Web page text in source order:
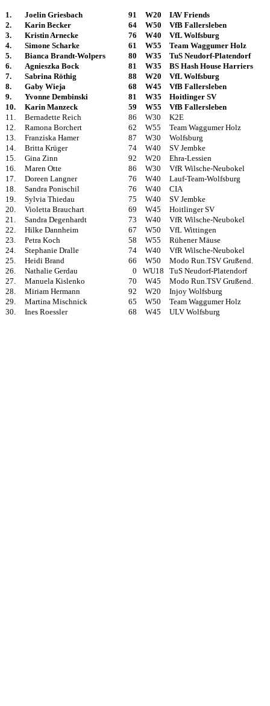
1. Joelin Griesbach 91 W20
IAV Friends
2.
Karin Becker 64 W50
VfB Fallersleben
3.
Kristin Arnecke 76 W40
VfL Wolfsburg
4.
Simone Scharke 61 W55
Team Waggumer Holz
5.
Bianca Brandt-Wolpers 80 W35
TuS Neudorf-Platendorf
6.
Agnieszka Bock 81 W35
BS Hash House Harriers
7.
Sabrina Röthig 88 W20
VfL Wolfsburg
8.
Gaby Wieja 68 W45
VfB Fallersleben
9.
Yvonne Dembinski 81 W35
Hoitlinger SV
10.
Karin Manzeck 59 W55
VfB Fallersleben
11.
Bernadette Reich 86 W30
K2E
12.
Ramona Borchert 62 W55
Team Waggumer Holz
13.
Franziska Hamer 87 W30
Wolfsburg
14.
Britta Krüger 74 W40
SV Jembke
15.
Gina Zinn 92 W20
Ehra-Lessien
16.
Maren Otte 86 W30
VfR Wilsche-Neubokel
17.
Doreen Langner 76 W40
Lauf-Team-Wolfsburg
18.
Sandra Ponischil 76 W40
CIA
19.
Sylvia Thiedau 75 W40
SV Jembke
20.
Violetta Brauchart 69 W45
Hoitlinger SV
21.
Sandra Degenhardt 73 W40
VfR Wilsche-Neubokel
22.
Hilke Dannheim 67 W50
VfL Wittingen
23.
Petra Koch 58 W55
Rühener Mäuse
24.
Stephanie Dralle 74 W40
VfR Wilsche-Neubokel
25.
Heidi Brand 66 W50
Modo Run.TSV Grußend.
26.
Nathalie Gerdau 0 WU18
TuS Neudorf-Platendorf
27.
Manuela Kislenko 70 W45
Modo Run.TSV Grußend.
28.
Miriam Hermann 92 W20
Injoy Wolfsburg
29.
Martina Mischnick 65 W50
Team Waggumer Holz
30.
Ines Roessler 68 W45 ULV Wolfsburg